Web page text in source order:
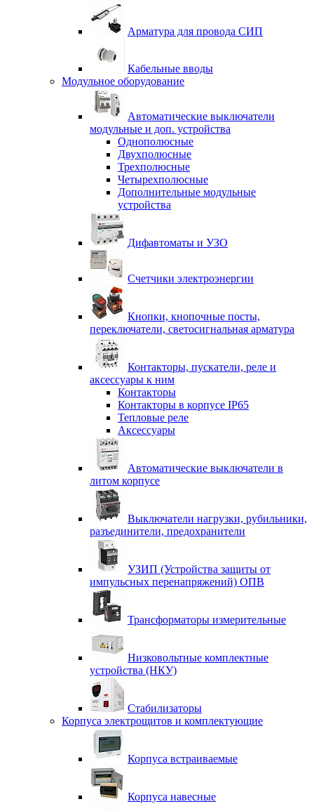
Арматура для провода СИП
Кабельные вводы
Модульное оборудование
Автоматические выключатели
модульные и доп. устройства
Однополюсные
Двухполюсные
Трехполюсные
Четырехполюсные
Дополнительные модульные
устройства
Дифавтоматы и УЗО
Счетчики электроэнергии
Кнопки, кнопочные посты,
переключатели, светосигнальная арматура
Контакторы, пускатели, реле и
аксессуары к ним
Контакторы
Контакторы в корпусе IP65
Тепловые реле
Аксессуары
Автоматические выключатели в
литом корпусе
Выключатели нагрузки, рубильники,
разъединители, предохранители
УЗИП (Устройства защиты от
импульсных перенапряжений) ОПВ
Трансформаторы измерительные
Низковольтные комплектные
устройства (НКУ)
Стабилизаторы
Корпуса электрощитов и комплектующие
Корпуса встраиваемые
Корпуса навесные